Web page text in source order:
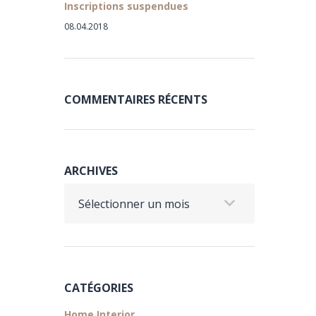
Inscriptions suspendues
08.04.2018
COMMENTAIRES RÉCENTS
ARCHIVES
CATÉGORIES